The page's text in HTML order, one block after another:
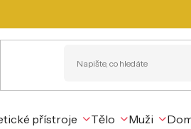
přístroje Tělo Muži